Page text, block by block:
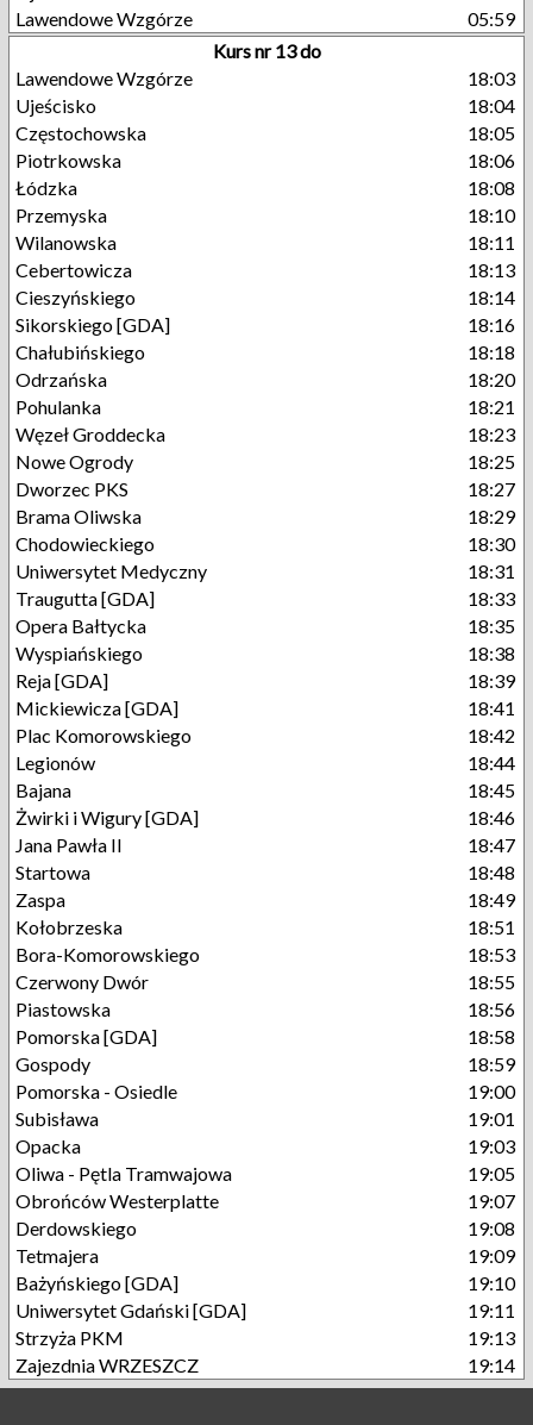
Lawendowe Wzgórze
05:59
Kurs nr 13 do
Lawendowe Wzgórze
18:03
Ujeścisko
18:04
Częstochowska
18:05
Piotrkowska
18:06
Łódzka
18:08
Przemyska
18:10
Wilanowska
18:11
Cebertowicza
18:13
Cieszyńskiego
18:14
Sikorskiego [GDA]
18:16
Chałubińskiego
18:18
Odrzańska
18:20
Pohulanka
18:21
Węzeł Groddecka
18:23
Nowe Ogrody
18:25
Dworzec PKS
18:27
Brama Oliwska
18:29
Chodowieckiego
18:30
Uniwersytet Medyczny
18:31
Traugutta [GDA]
18:33
Opera Bałtycka
18:35
Wyspiańskiego
18:38
Reja [GDA]
18:39
Mickiewicza [GDA]
18:41
Plac Komorowskiego
18:42
Legionów
18:44
Bajana
18:45
Żwirki i Wigury [GDA]
18:46
Jana Pawła II
18:47
Startowa
18:48
Zaspa
18:49
Kołobrzeska
18:51
Bora-Komorowskiego
18:53
Czerwony Dwór
18:55
Piastowska
18:56
Pomorska [GDA]
18:58
Gospody
18:59
Pomorska - Osiedle
19:00
Subisława
19:01
Opacka
19:03
Oliwa - Pętla Tramwajowa
19:05
Obrońców Westerplatte
19:07
Derdowskiego
19:08
Tetmajera
19:09
Bażyńskiego [GDA]
19:10
Uniwersytet Gdański [GDA]
19:11
Strzyża PKM
19:13
Zajezdnia WRZESZCZ
19:14